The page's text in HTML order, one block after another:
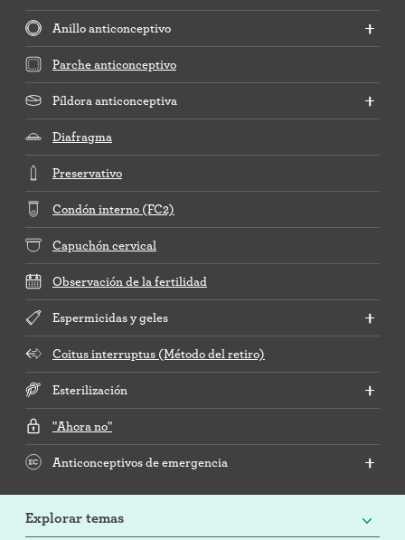
Anillo anticonceptivo
Parche anticonceptivo
Píldora anticonceptiva
Diafragma
Preservativo
Condón interno (FC2)
Capuchón cervical
Observación de la fertilidad
Espermicidas y geles
Coitus interruptus (Método del retiro)
Esterilización
"Ahora no"
Anticonceptivos de emergencia
Explorar temas